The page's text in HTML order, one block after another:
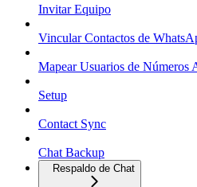
Invitar Equipo
Vincular Contactos de
Mapear Usuarios de Números
Setup
Contact Sync
Chat Backup
Respaldo de Chat